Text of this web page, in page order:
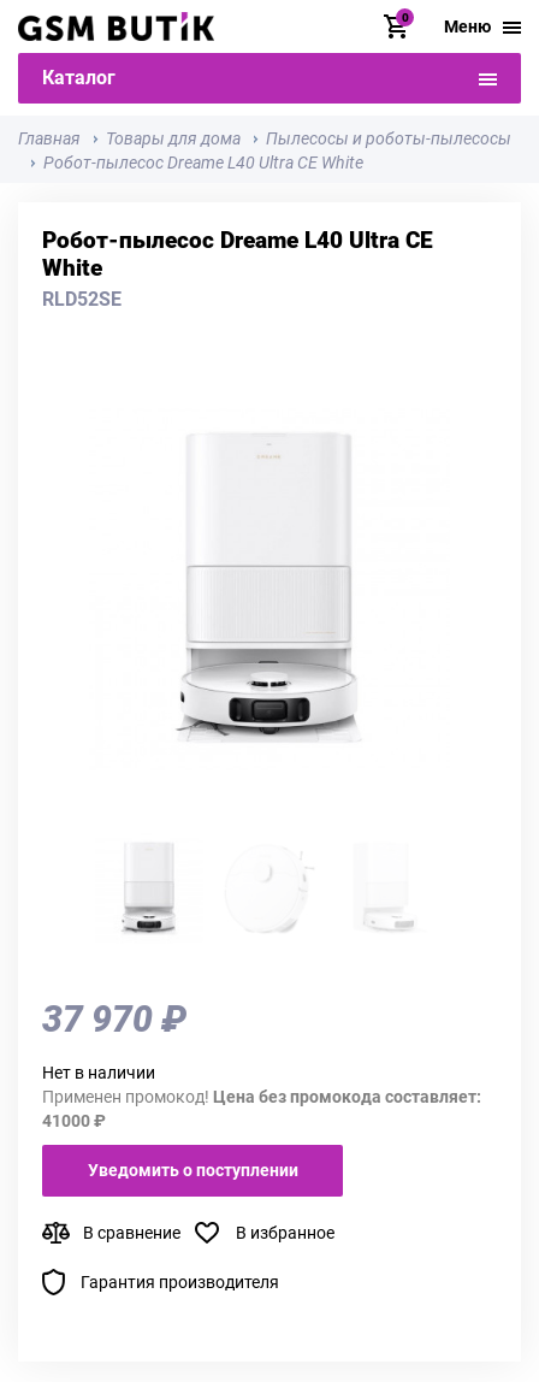
0 Меню
Каталог
Главная Товары для дома
Пылесосы и роботы-пылесосы
Робот-пылесос Dreame L40 Ultra СE White
Робот-пылесос Dreame L40 Ultra СE
White
RLD52SE
37 970 ₽
Нет в наличии
Применен промокод! Цена без промокода составляет:
41000 ₽
Уведомить о поступлении
В сравнение В избранное
Гарантия производителя